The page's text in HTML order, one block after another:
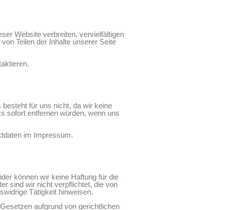
Website verbreiten, vervielfältigen
Teilen der Inhalte unserer Seite
für uns nicht, da wir keine
sofort entfernen würden, wenn uns
im Impressum.
können wir keine Haftung für die
sind wir nicht verpflichtet, die von
Tätigkeit hinweisen.
aufgrund von gerichtlichen